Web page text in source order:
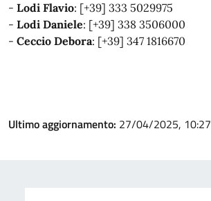
- Lodi Flavio: ‪[+39] 333 5029975‬
- Lodi Daniele: ‪[+39] 338 3506000‬
- Ceccio Debora: ‪[+39] 347 1816670
Ultimo aggiornamento: 27/04/2025, 10:27